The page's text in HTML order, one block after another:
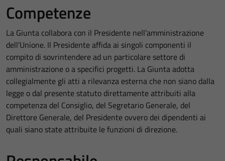
Competenze
La Giunta collabora con il Presidente nell’amministrazione
dell’Unione. Il Presidente affida ai singoli componenti il
compito di sovrintendere ad un particolare settore di
amministrazione o a specifici progetti. La Giunta adotta
collegialmente gli atti a rilevanza esterna che non siano dalla
legge o dal presente statuto direttamente attribuiti alla
competenza del Consiglio, del Segretario Generale, del
Direttore Generale, del Presidente ovvero dei dipendenti ai
quali siano state attribuite le funzioni di direzione.